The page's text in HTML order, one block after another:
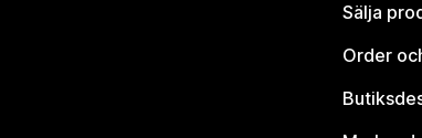
Sälja
Order